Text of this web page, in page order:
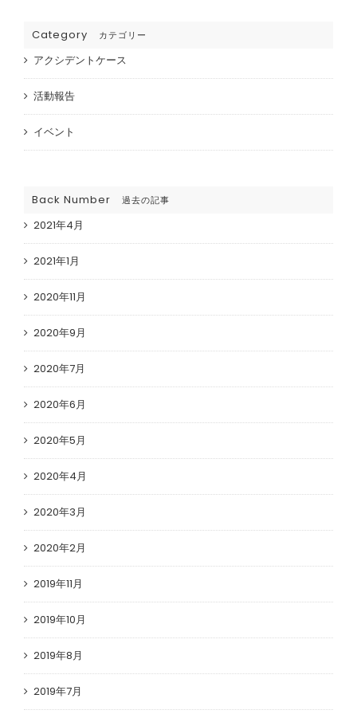
Category カテゴリー
アクシデントケース
活動報告
イベント
Back Number 過去の記事
2021年4月
2021年1月
2020年11月
2020年9月
2020年7月
2020年6月
2020年5月
2020年4月
2020年3月
2020年2月
2019年11月
2019年10月
2019年8月
2019年7月